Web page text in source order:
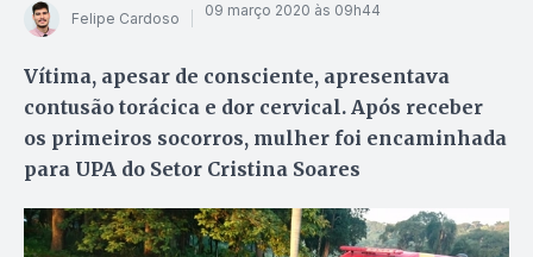
Felipe Cardoso 09 março 2020 às 09h44
Vítima, apesar de consciente, apresentava
contusão torácica e dor cervical. Após receber
os primeiros socorros, mulher foi encaminhada
para UPA do Setor Cristina Soares